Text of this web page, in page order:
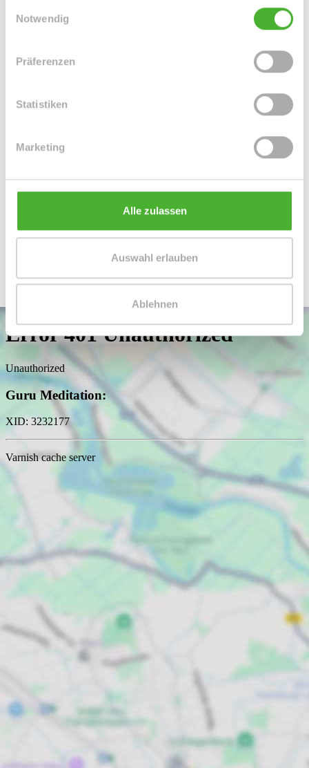
Notwendig
Präferenzen
Statistiken
Marketing
Alle zulassen
Auswahl erlauben
Ablehnen
Mobil: 004915254250755
360° Rundgang starten (.pdf, 428 KB)
https://app.immoviewer.com/portal/tour/3155570